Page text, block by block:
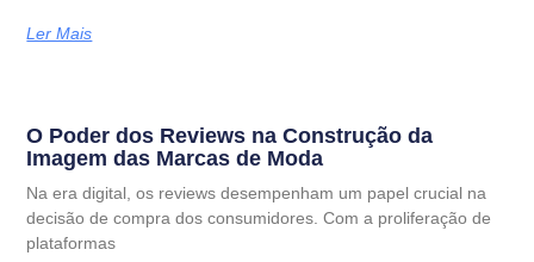
Ler Mais
O Poder dos Reviews na Construção da
Imagem das Marcas de Moda
Na era digital, os reviews desempenham um papel crucial na
decisão de compra dos consumidores. Com a proliferação de
plataformas